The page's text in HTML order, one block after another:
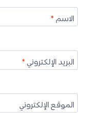
الاسم*
البريد الإلكتروني*
الموقع الإلكتروني